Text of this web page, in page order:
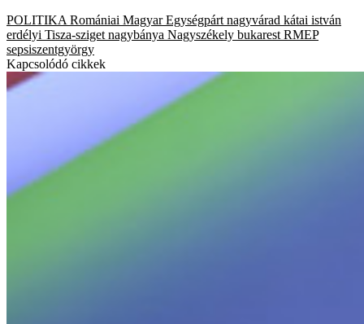
POLITIKA Romániai Magyar Egységpárt nagyvárad kátai istván
erdélyi Tisza-sziget nagybánya Nagyszékely bukarest RMEP
sepsiszentgyörgy
Kapcsolódó cikkek